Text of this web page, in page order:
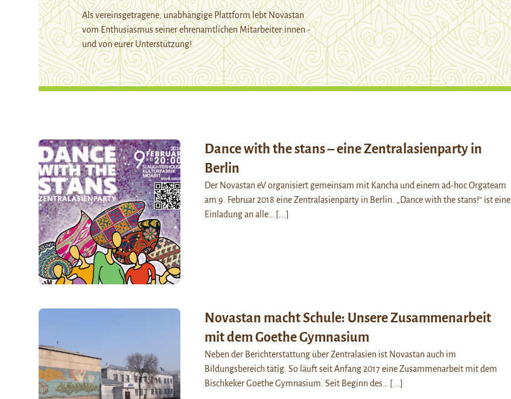
Als vereinsgetragene, unabhängige Plattform lebt Novastan
vom Enthusiasmus seiner ehrenamtlichen Mitarbeiter:innen -
und von eurer Unterstützung!
Dance with the stans – eine Zentralasienparty in
Berlin
Der Novastan eV organisiert gemeinsam mit Kancha und einem ad-hoc Orgateam
am 9. Februar 2018 eine Zentralasienparty in Berlin. „Dance with the stans!“ ist eine
Einladung an alle…
[...]
Novastan macht Schule: Unsere Zusammenarbeit
mit dem Goethe Gymnasium
Neben der Berichterstattung über Zentralasien ist Novastan auch im
Bildungsbereich tätig. So läuft seit Anfang 2017 eine Zusammenarbeit mit dem
Bischkeker Goethe Gymnasium. Seit Beginn des…
[...]